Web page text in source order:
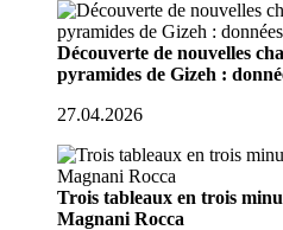
Découverte de nouvelles
pyramides de Gizeh :
27.04.2026
Trois tableaux en trois
Magnani Rocca